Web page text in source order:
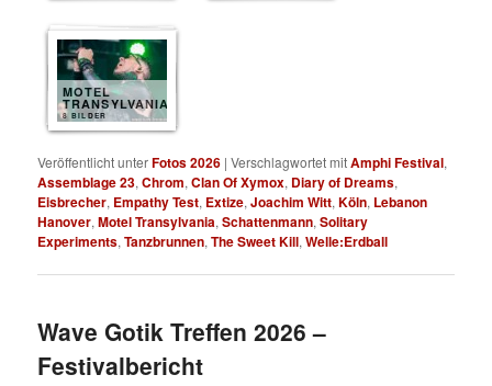
MOTEL
TRANSYLVANIA
8 BILDER
Veröffentlicht unterFotos 2026 |Verschlagwortet mitAmphi Festival,
Assemblage 23,Chrom,Clan Of Xymox, Diary of Dreams,
Eisbrecher, Empathy Test, Extize,Joachim Witt,Köln, Lebanon
Hanover,Motel Transylvania,Schattenmann,Solitary
Experiments,Tanzbrunnen,The Sweet Kill,Welle:Erdball
Wave Gotik Treffen 2026 –
Festivalbericht